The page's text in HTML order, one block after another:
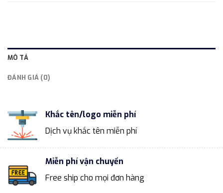
MÔ TẢ
ĐÁNH GIÁ (0)
Khắc tên/logo miễn phí
Dịch vụ khắc tên miễn phí
Miễn phí vận chuyển
Free ship cho mọi đơn hàng